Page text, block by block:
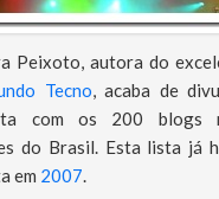
Peixoto, autora do
Tecno, acaba de
com os 200 blogs
do Brasil. Esta lista já
em 2007.